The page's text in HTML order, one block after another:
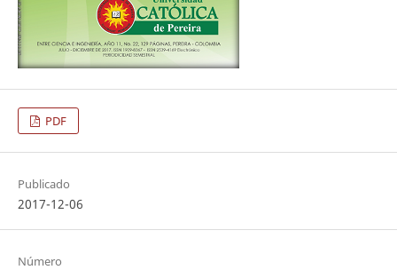
PDF
Publicado
2017-12-06
Número